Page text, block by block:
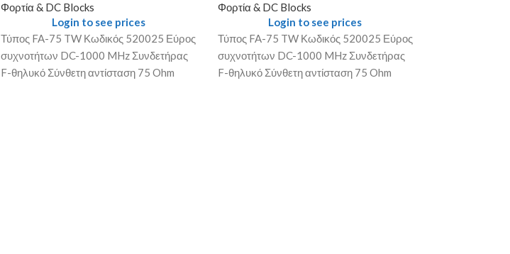
Φορτία & DC Blocks
Login to see prices
Τύπος FA-75 TW Κωδικός 520025 Εύρος
συχνοτήτων DC-1000 MHz Συνδετήρας
F-θηλυκό Σύνθετη αντίσταση 75 Ohm
Φορτία & DC Blocks
Login to see prices
Τύπος FA-75 TW Κωδικός 520025 Εύρος
συχνοτήτων DC-1000 MHz Συνδετήρας
F-θηλυκό Σύνθετη αντίσταση 75 Ohm